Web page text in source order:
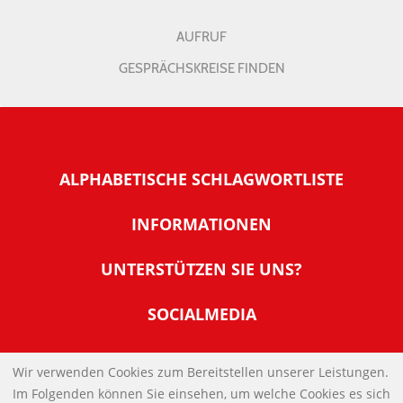
AUFRUF
GESPRÄCHSKREISE FINDEN
ALPHABETISCHE SCHLAGWORTLISTE
INFORMATIONEN
Warum NachDenkSeiten
Tipps zur Nutzung der NachDenkSeiten
Banner und E-Mail-Signaturen
Links
UNTERSTÜTZEN SIE UNS?
Werden Sie Fördermitglied
Spenden Sie Online
SOCIALMEDIA
IMPRESSUM
Wir verwenden Cookies zum Bereitstellen unserer Leistungen.
Im Folgenden können Sie einsehen, um welche Cookies es sich